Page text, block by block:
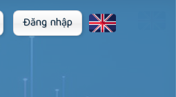
Đăng nhập